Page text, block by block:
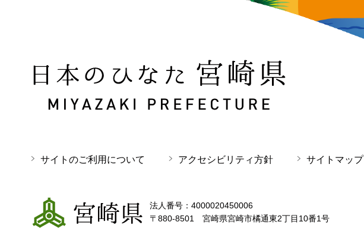
日本のひなた 宮崎県 MIYAZAKI PREFECTURE
サイトのご利用について アクセシビリティ方針 サイトマップ
宮崎県
法人番号：4000020450006
〒880-8501 宮崎県宮崎市橘通東2丁目10番1号